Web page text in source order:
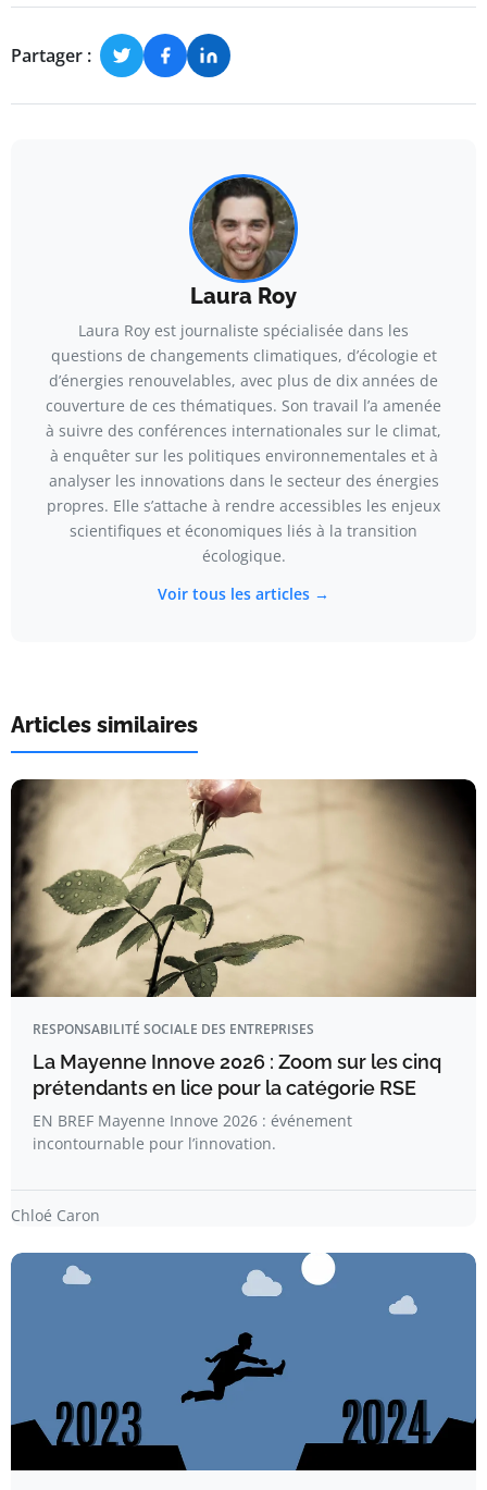
Partager :
Laura Roy
Laura Roy est journaliste spécialisée dans les
questions de changements climatiques, d’écologie et
d’énergies renouvelables, avec plus de dix années de
couverture de ces thématiques. Son travail l’a amenée
à suivre des conférences internationales sur le climat,
à enquêter sur les politiques environnementales et à
analyser les innovations dans le secteur des énergies
propres. Elle s’attache à rendre accessibles les enjeux
scientifiques et économiques liés à la transition
écologique.
Voir tous les articles →
Articles similaires
RESPONSABILITÉ SOCIALE DES ENTREPRISES
La Mayenne Innove 2026 : Zoom sur les cinq
prétendants en lice pour la catégorie RSE
EN BREF Mayenne Innove 2026 : événement
incontournable pour l’innovation.
Chloé Caron